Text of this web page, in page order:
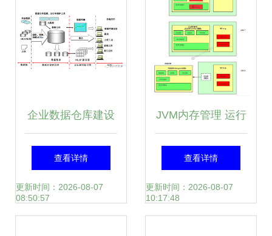
企业数据仓库建设
的设计(一) 数据处
理和存储服务
查看详情
更新时间：2026-08-07
08:50:57
JVM内存管理 运行
时数据区域与数据
处理存储服务
查看详情
更新时间：2026-08-07
10:17:48